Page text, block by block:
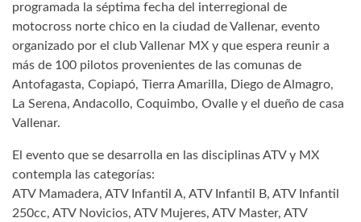
programada la séptima fecha del interregional de
motocross norte chico en la ciudad de Vallenar, evento
organizado por el club Vallenar MX y que espera reunir a
más de 100 pilotos provenientes de las comunas de
Antofagasta, Copiapó, Tierra Amarilla, Diego de Almagro,
La Serena, Andacollo, Coquimbo, Ovalle y el dueño de casa
Vallenar.
El evento que se desarrolla en las disciplinas ATV y MX
contempla las categorías:
ATV Mamadera, ATV Infantil A, ATV Infantil B, ATV Infantil
250cc, ATV Novicios, ATV Mujeres, ATV Master, ATV